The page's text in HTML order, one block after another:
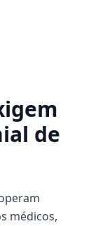
de
médicos,